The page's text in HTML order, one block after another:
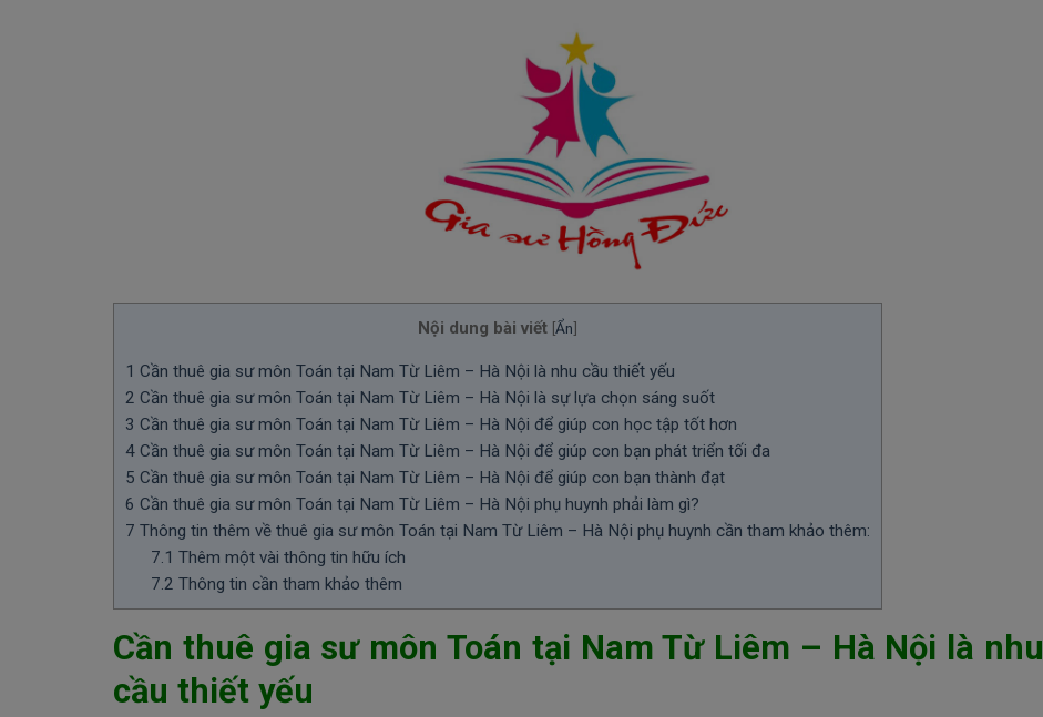
Nội dung bài viết [Ẩn]
1 Cần thuê gia sư môn Toán tại Nam Từ Liêm – Hà Nội là nhu cầu thiết yếu
2 Cần thuê gia sư môn Toán tại Nam Từ Liêm – Hà Nội là sự lựa chọn sáng suốt
3 Cần thuê gia sư môn Toán tại Nam Từ Liêm – Hà Nội để giúp con học tập tốt hơn
4 Cần thuê gia sư môn Toán tại Nam Từ Liêm – Hà Nội để giúp con bạn phát triển tối đa
5 Cần thuê gia sư môn Toán tại Nam Từ Liêm – Hà Nội để giúp con bạn thành đạt
6 Cần thuê gia sư môn Toán tại Nam Từ Liêm – Hà Nội phụ huynh phải làm gì?
7 Thông tin thêm về thuê gia sư môn Toán tại Nam Từ Liêm – Hà Nội phụ huynh cần tham khảo thêm:
7.1 Thêm một vài thông tin hữu ích
7.2 Thông tin cần tham khảo thêm
Cần thuê gia sư môn Toán tại Nam Từ Liêm – Hà Nội là nhu
cầu thiết yếu